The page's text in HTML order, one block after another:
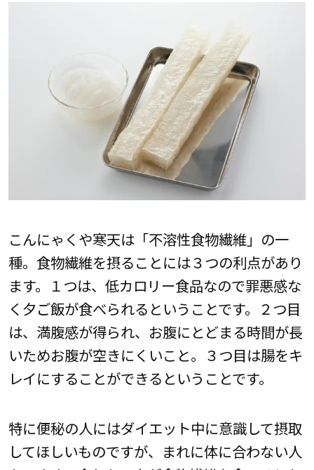
こんにゃくや寒天は「不溶性食物繊維」の一
種。食物繊維を摂ることには３つの利点があり
ます。１つは、低カロリー食品なので罪悪感な
く夕ご飯が食べられるということです。２つ目
は、満腹感が得られ、お腹にとどまる時間が長
いためお腹が空きにくいこと。３つ目は腸をキ
レイにすることができるということです。
特に便秘の人にはダイエット中に意識して摂取
してほしいものですが、まれに体に合わない人